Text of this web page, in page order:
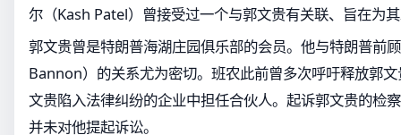
尔（Kash Patel）曾接受过一个与郭文贵有关联、旨在为
郭文贵曾是特朗普海湖庄园俱乐部的会员。他与特朗普前
Bannon）的关系尤为密切。班农此前曾多次呼吁释放郭
文贵陷入法律纠纷的企业中担任合伙人。起诉郭文贵的检
并未对他提起诉讼。